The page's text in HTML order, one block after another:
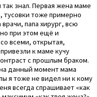
так знал. Первая жена маме
тусовки тоже примерно
папа хирург, всю
при этом ещё и
всеми, открытая,
к маме кучу
с прошлым браком.
данный момент мама
я тоже не видел ни к кому
всегда спрашивает «как